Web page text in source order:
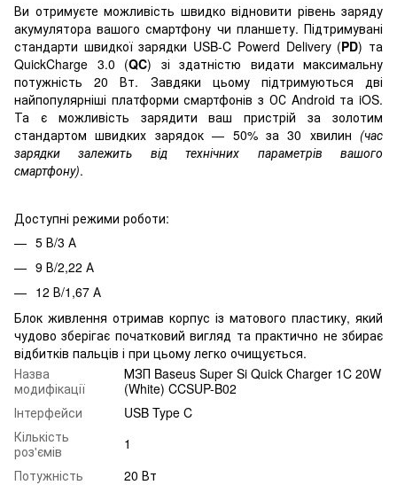
Ви отримуєте можливість швидко відновити рівень заряду
акумулятора вашого смартфону чи планшету. Підтримувані
стандарти швидкої зарядки USB-C Powerd Delivery (PD) та
QuickCharge 3.0 (QC) зі здатністю видати максимальну
потужність 20 Вт. Завдяки цьому підтримуються дві
найпопулярніші платформи смартфонів з ОС Android та iOS.
Та є можливість зарядити ваш пристрій за золотим
стандартом швидких зарядок — 50% за 30 хвилин (час
зарядки залежить від технічних параметрів вашого
смартфону).
Доступні режими роботи:
5 В/3 А
9 В/2,22 А
12 В/1,67 А
Блок живлення отримав корпус із матового пластику, який
чудово зберігає початковий вигляд та практично не збирає
відбитків пальців і при цьому легко очищується.
Назва
модифікації
МЗП Baseus Super Si Quick Charger 1C 20W
(White) CCSUP-B02
Інтерфейси
USB Type C
Кількість
роз'ємів
1
Потужність
20 Вт